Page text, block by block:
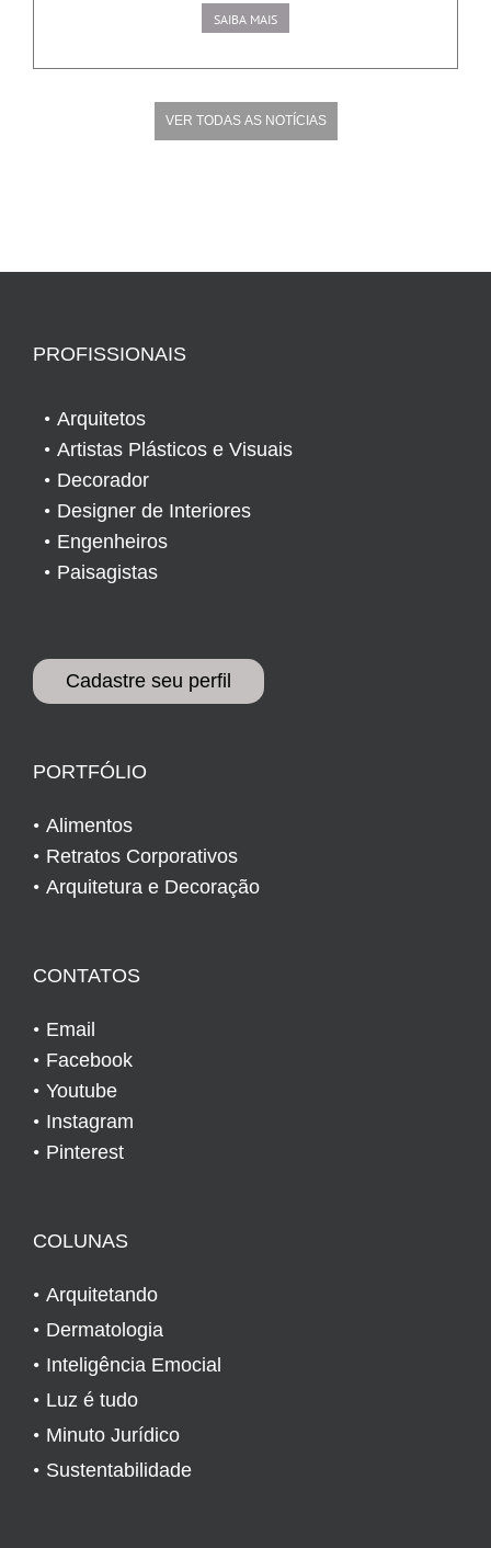
SAIBA MAIS
VER TODAS AS NOTÍCIAS
PROFISSIONAIS
Arquitetos
Artistas Plásticos e Visuais
Decorador
Designer de Interiores
Engenheiros
Paisagistas
Cadastre seu perfil
PORTFÓLIO
Alimentos
Retratos Corporativos
Arquitetura e Decoração
CONTATOS
Email
Facebook
Youtube
Instagram
Pinterest
COLUNAS
Arquitetando
Dermatologia
Inteligência Emocial
Luz é tudo
Minuto Jurídico
Sustentabilidade